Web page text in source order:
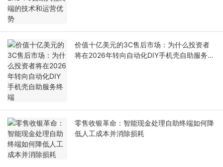
价值十亿美元的3C售后市场：为什么投资者
将在2026年转向自动化DIY手机壳自助服务终
零售收银革命：智能现金处理自助终端如何降
低人工成本并消除损耗